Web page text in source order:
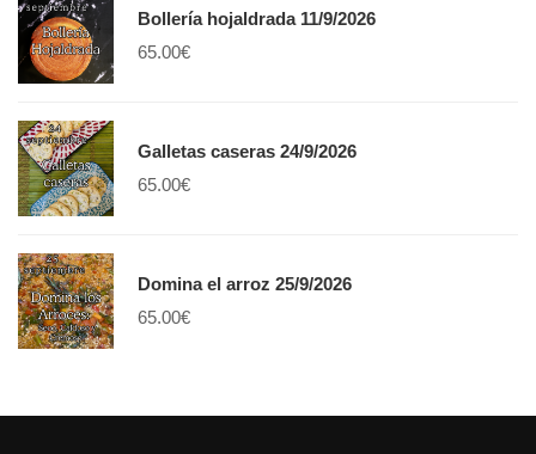
Bollería hojaldrada 11/9/2026
65.00€
Galletas caseras 24/9/2026
65.00€
Domina el arroz 25/9/2026
65.00€